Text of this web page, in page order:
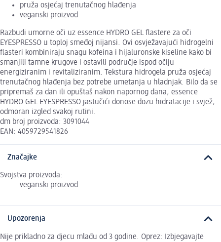
pruža osjećaj trenutačnog hlađenja
veganski proizvod
Razbudi umorne oči uz essence HYDRO GEL flastere za oči
EYESPRESSO u toploj smeđoj nijansi. Ovi osvježavajući hidrogelni
flasteri kombiniraju snagu kofeina i hijaluronske kiseline kako bi
smanjili tamne krugove i ostavili područje ispod očiju
energiziranim i revitaliziranim. Tekstura hidrogela pruža osjećaj
trenutačnog hlađenja bez potrebe umetanja u hladnjak. Bilo da se
pripremaš za dan ili opuštaš nakon napornog dana, essence
HYDRO GEL EYESPRESSO jastučići donose dozu hidratacije i svjež,
odmoran izgled svakoj rutini.
dm broj proizvoda: 3091044
EAN: 4059729541826
Značajke
Svojstva proizvoda:
veganski proizvod
Upozorenja
Nije prikladno za djecu mlađu od 3 godine. Oprez: Izbjegavajte